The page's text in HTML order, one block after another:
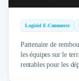
Logiciel E-Commerce
Partenaire de
les équipes sur le
rentables pour les